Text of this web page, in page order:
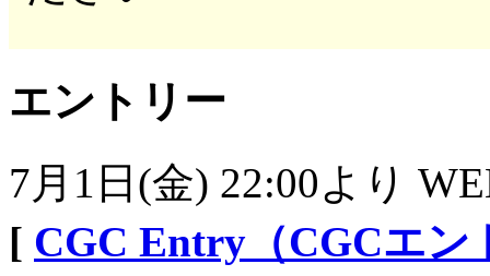
エントリー
7月1日(金) 22:00より
[ CGC Entry（CGCエン